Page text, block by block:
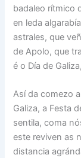
badaleo rítmico
en leda
astrales, que
de Apolo, que
é o Día de
Así da comezo
Galiza, a Festa
sentila, coma
este reviven as
distancia